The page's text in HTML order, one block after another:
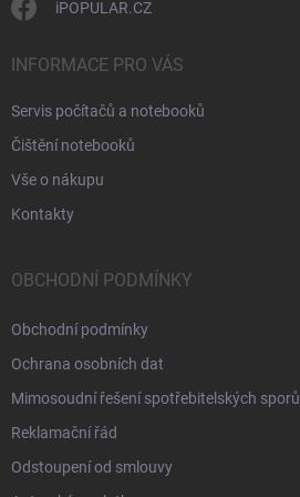
iPOPULAR.CZ
INFORMACE PRO VÁS
Servis počítačů a notebooků
Čištění notebooků
Vše o nákupu
Kontakty
OBCHODNÍ PODMÍNKY
Obchodní podmínky
Ochrana osobních dat
Mimosoudní řešení spotřebitelských sporů
Reklamační řád
Odstoupení od smlouvy